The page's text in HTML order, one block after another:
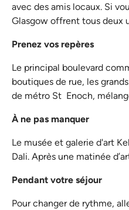
avec des amis locaux. Si
Glasgow offrent tous deux
Prenez vos repères
Le principal boulevard
boutiques de rue, les
de métro St Enoch,
À ne pas manquer
Le musée et galerie d'art
Dali. Après une matinée
Pendant votre séjour
Pour changer de rythme,